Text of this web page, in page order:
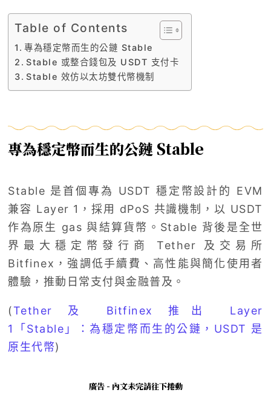
Table of Contents
專為穩定幣而生的公鏈 Stable
Stable 或整合錢包及 USDT 支付卡
Stable 效仿以太坊雙代幣機制
專為穩定幣而生的公鏈 Stable
Stable 是首個專為 USDT 穩定幣設計的 EVM
兼容 Layer 1，採用 dPoS 共識機制，以 USDT
作為原生 gas 與結算貨幣。Stable 背後是全世
界最大穩定幣發行商 Tether 及交易所
Bitfinex，強調低手續費、高性能與簡化使用者
體驗，推動日常支付與金融普及。
(Tether 及 Bitfinex 推出 Layer
1「Stable」：為穩定幣而生的公鏈，USDT 是
原生代幣)
廣告 - 內文未完請往下捲動